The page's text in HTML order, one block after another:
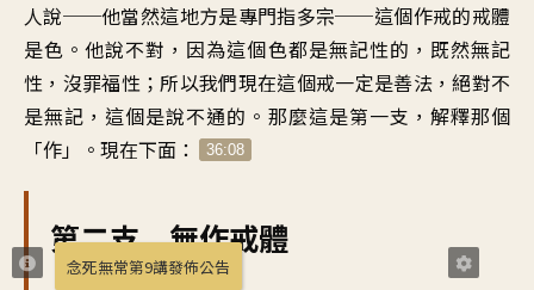
人說──他當然這地方是專門指多宗──這個作戒的戒體
是色。他說不對，因為這個色都是無記性的，既然無記
性，沒罪福性；所以我們現在這個戒一定是善法，絕對不
是無記，這個是說不通的。那麼這是第一支，解釋那個
「作」。現在下面：
36:08
第二支 無作戒體
念死無常第9講發佈公告